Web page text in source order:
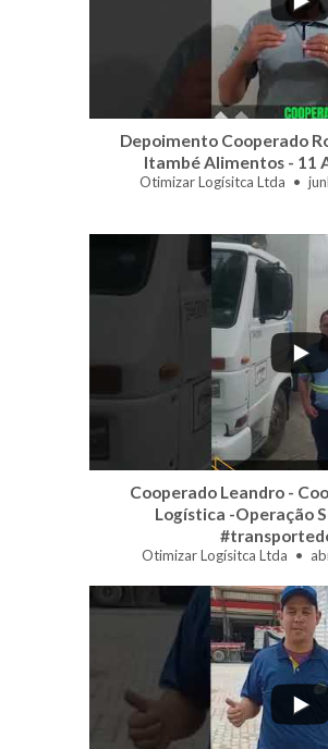
Depoimento Cooperado
Itambé Alimentos - 11
Otimizar Logísitca Ltda
Cooperado Leandro -
Logística -Operação
Otimizar Logísitca Ltda